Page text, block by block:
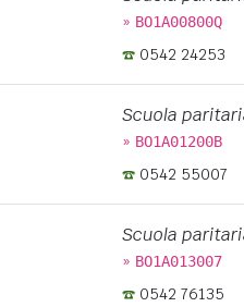
» BO1A00800Q
0542 24253
Scuola
» BO1A01200B
0542 55007
Scuola
» BO1A013007
0542 76135